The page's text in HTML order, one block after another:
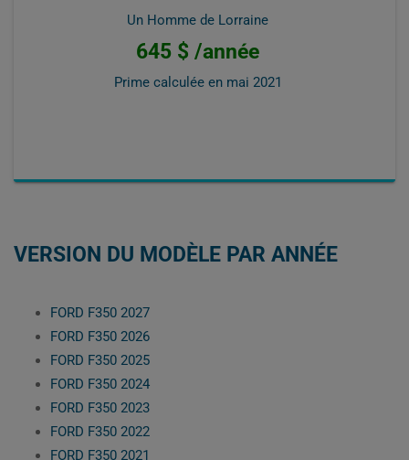
Un Homme de Lorraine
645 $ /année
Prime calculée en mai 2021
VERSION DU MODÈLE PAR ANNÉE
FORD F350 2027
FORD F350 2026
FORD F350 2025
FORD F350 2024
FORD F350 2023
FORD F350 2022
FORD F350 2021